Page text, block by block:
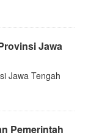
Jawa
Jawa Tengah
Pemerintah